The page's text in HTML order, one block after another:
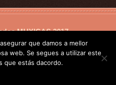
MUXICAS2017
que damos a mellor
web. Se segues a utilizar este
que estás dacordo.